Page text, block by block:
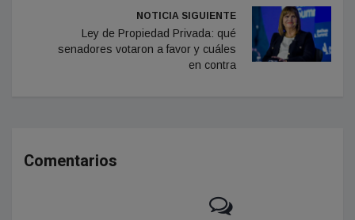
NOTICIA SIGUIENTE
Ley de Propiedad Privada: qué
senadores votaron a favor y cuáles
en contra
Comentarios